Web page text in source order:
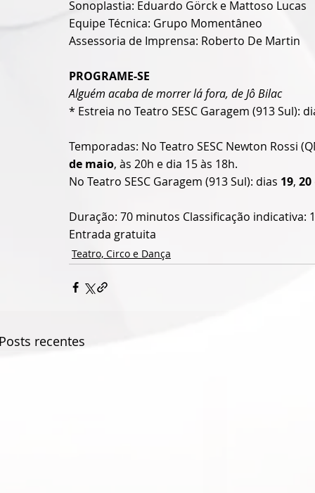
Sonoplastia: Eduardo Görck e Mattoso Lucas
Equipe Técnica: Grupo Momentâneo
Assessoria de Imprensa: Roberto De Martin
PROGRAME-SE
Alguém acaba de morrer lá fora, de Jô Bilac
* Estreia no Teatro SESC Garagem (913 Sul):
Temporadas: No Teatro SESC Newton Rossi
de maio, às 20h e dia 15 às 18h.
No Teatro SESC Garagem (913 Sul): dias 19, 20
Duração: 70 minutos Classificação indicativa:
Entrada gratuita
Teatro, Circo e Dança
recentes